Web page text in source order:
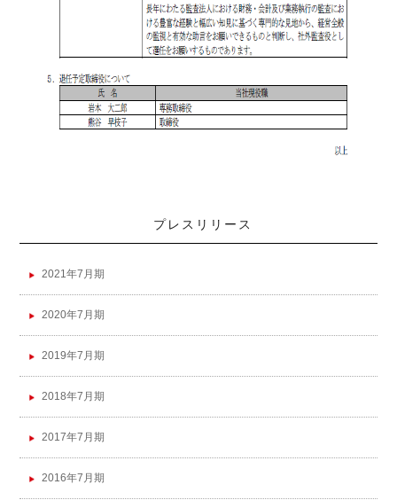
プレスリリース
2021年7月期
2020年7月期
2019年7月期
2018年7月期
2017年7月期
2016年7月期